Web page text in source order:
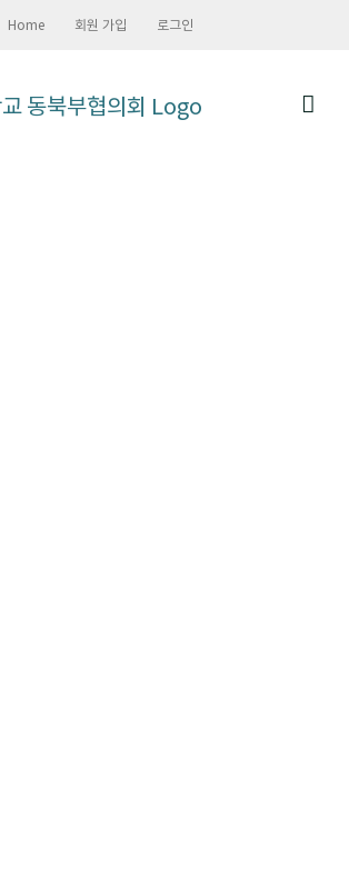
Home 회원 가입 로그인